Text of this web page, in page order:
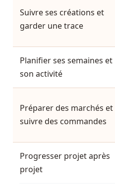
Suivre ses créations et
garder une trace
Planifier ses semaines et
son activité
Préparer des marchés et
suivre des commandes
Progresser projet après
projet